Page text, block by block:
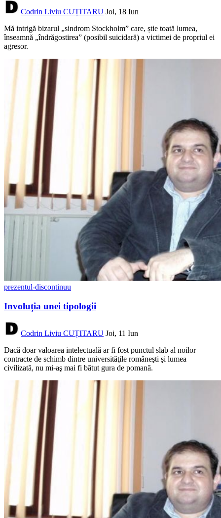
Codrin Liviu CUȚITARU Joi, 18 Iun
Mă intrigă bizarul „sindrom Stockholm” care, știe toată lumea,
înseamnă „îndrăgostirea” (posibil suicidară) a victimei de propriul ei
agresor.
prezentul-discontinuu
Involuția unei tipologii
Codrin Liviu CUȚITARU Joi, 11 Iun
Dacă doar valoarea intelectuală ar fi fost punctul slab al noilor
contracte de schimb dintre universităţile româneşti şi lumea
civilizată, nu mi-aş mai fi bătut gura de pomană.